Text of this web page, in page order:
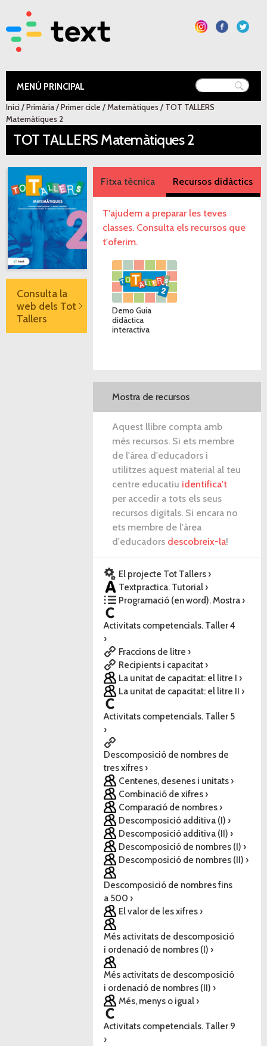
contingut
Text Educació
Esteu aquí
Inici/Primària/Primer cicle /Matemàtiques / TOT TALLERS
Matemàtiques 2
TOT TALLERS Matemàtiques 2
Consulta la
web dels Tot
Tallers
Fitxa tècnica Recursos didàctics
T'ajudem a preparar les teves
classes. Consulta els recursos que
t'oferim.
Demo Guia
didàctica
interactiva
Mostra de recursos
Aquest llibre compta amb
més recursos. Si ets membre
de l'àrea d'educadors i
utilitzes aquest material al teu
centre educatiu identifica't
per accedir a tots els seus
recursos digitals. Si encara no
ets membre de l'àrea
d'educadors descobreix-la!
El projecte Tot Tallers ›
Textpractica. Tutorial ›
Programació (en word). Mostra ›
Activitats competencials. Taller 4
›
Fraccions de litre ›
Recipients i capacitat ›
La unitat de capacitat: el litre I ›
La unitat de capacitat: el litre II ›
Activitats competencials. Taller 5
›
Descomposició de nombres de
tres xifres ›
Centenes, desenes i unitats ›
Combinació de xifres ›
Comparació de nombres ›
Descomposició additiva (I) ›
Descomposició additiva (II) ›
Descomposició de nombres (I) ›
Descomposició de nombres (II) ›
Descomposició de nombres fins
a 500 ›
El valor de les xifres ›
Més activitats de descomposició
i ordenació de nombres (I) ›
Més activitats de descomposició
i ordenació de nombres (II) ›
Més, menys o igual ›
Activitats competencials. Taller 9
›